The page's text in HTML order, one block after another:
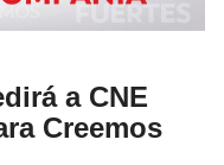
a CNE
Creemos